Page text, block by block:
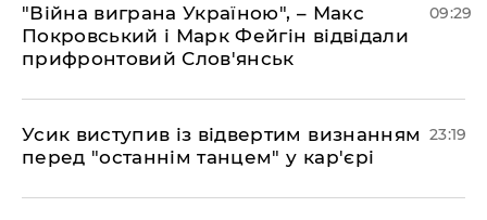
"Війна виграна Україною", – Макс
Покровський і Марк Фейгін відвідали
прифронтовий Слов'янськ
09:29
​Усик виступив із відвертим визнанням
перед "останнім танцем" у кар'єрі
23:19